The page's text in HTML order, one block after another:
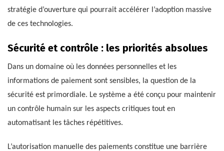
stratégie d’ouverture qui pourrait accélérer l’adoption massive
de ces technologies.
Sécurité et contrôle : les priorités absolues
Dans un domaine où les données personnelles et les
informations de paiement sont sensibles, la question de la
sécurité est primordiale. Le système a été conçu pour maintenir
un contrôle humain sur les aspects critiques tout en
automatisant les tâches répétitives.
L’autorisation manuelle des paiements constitue une barrière